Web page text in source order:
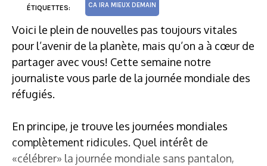
ÉTIQUETTES: CA IRA MIEUX DEMAIN
Voici le plein de nouvelles pas toujours vitales
pour l’avenir de la planète, mais qu’on a à cœur de
partager avec vous! Cette semaine notre
journaliste vous parle de la journée mondiale des
réfugiés.
En principe, je trouve les journées mondiales
complètement ridicules. Quel intérêt de
«célébrer» la journée mondiale sans pantalon,